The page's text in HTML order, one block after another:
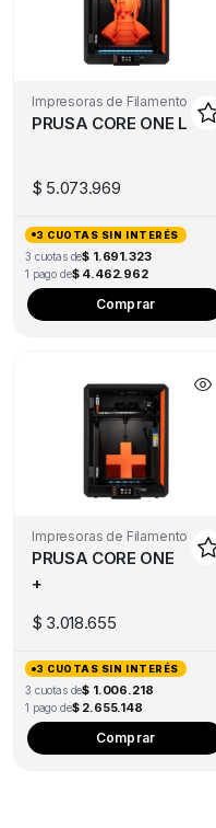
Impresoras de Filamento
PRUSA CORE ONE L
$ 5.073.969
3 CUOTAS SIN INTERÉS
3 cuotas de$ 1.691.323
1 pago de$ 4.462.962
Comprar
Impresoras de Filamento
PRUSA CORE ONE
+
$ 3.018.655
3 CUOTAS SIN INTERÉS
3 cuotas de$ 1.006.218
1 pago de$ 2.655.148
Comprar